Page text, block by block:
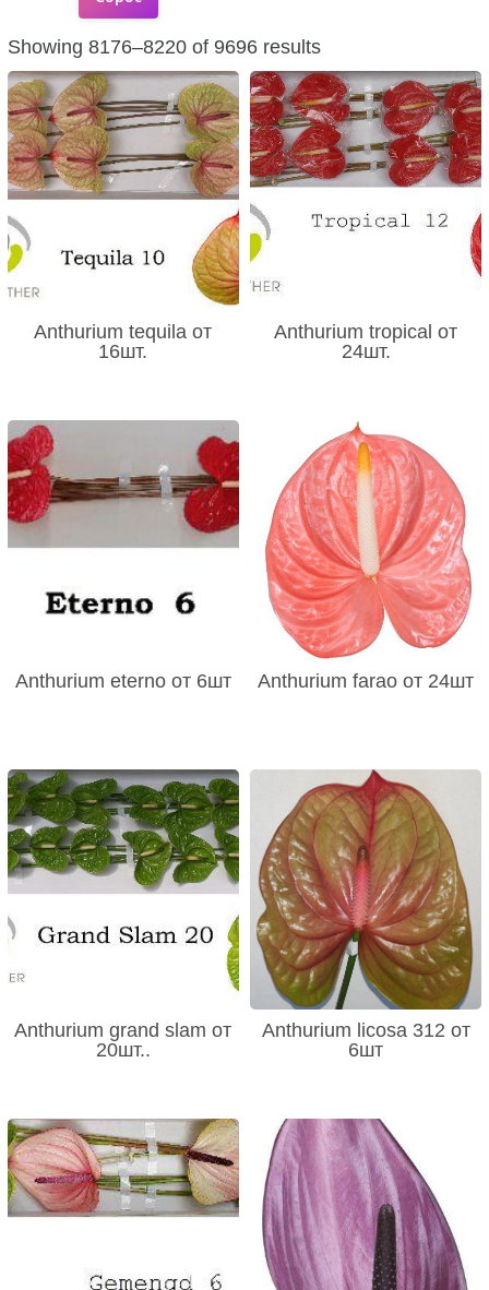
Showing 8176–8220 of 9696 results
Anthurium tequila от
16шт.
Anthurium tropical от
24шт.
Anthurium eterno от 6шт Anthurium farao от 24шт
Anthurium grand slam от
20шт..
Anthurium licosa 312 от
6шт